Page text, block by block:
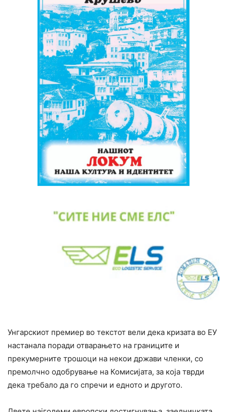
Унгарскиот премиер во текстот вели дека кризата во ЕУ
настанала поради отварањето на границите и
прекумерните трошоци на некои држави членки, со
премолчно одобрување на Комисијата, за која тврди
дека требало да го спречи и едното и другото.